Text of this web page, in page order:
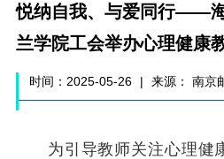
悦纳自我、与爱同行——
兰学院工会举办心理健康
时间：2025-05-26 | 来源： 南京
为引导教师关注心理健